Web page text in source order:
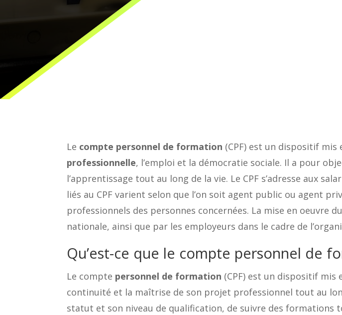
Le compte personnel de formation (CPF) est un dispositif mis
professionnelle, l’emploi et la démocratie sociale. Il a pour
l’apprentissage tout au long de la vie. Le CPF s’adresse aux
liés au CPF varient selon que l’on soit agent public ou agent
professionnels des personnes concernées. La mise en oeuvre
nationale, ainsi que par les employeurs dans le cadre de
Qu’est-ce que le compte personnel de
Le compte personnel de formation (CPF) est un dispositif mis
continuité et la maîtrise de son projet professionnel tout au
statut et son niveau de qualification, de suivre des formations